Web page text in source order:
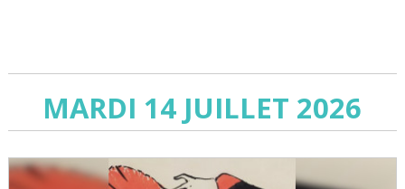
MARDI 14 JUILLET 2026